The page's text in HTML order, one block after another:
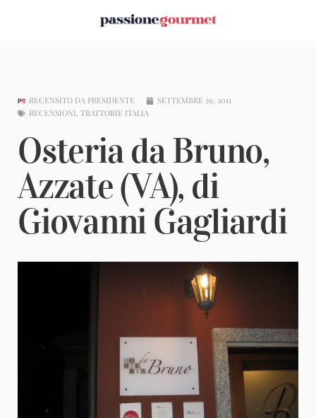
RECENSITO DA PRESIDENTE
SETTEMBRE 29, 2011
RECENSIONI, TRATTORIE ITALIA
Osteria da Bruno,
Azzate (VA), di
Giovanni Gagliardi